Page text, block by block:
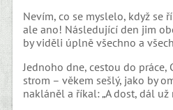
Nevím, co se myslelo, když se
ale ano! Následující den jim
by viděli úplně všechno a
Jednoho dne, cestou do práce,
strom – věkem sešlý, jako by
nakláněl a říkal: „A dost, dál už